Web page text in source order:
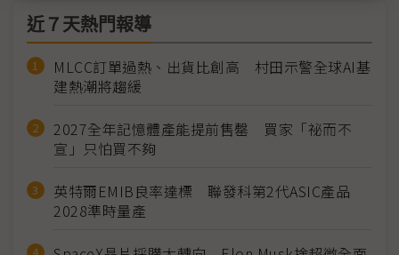
近７天熱門報導
MLCC訂單過熱、出貨比創高 村田示警全球AI基
建熱潮將趨緩
2027全年記憶體產能提前售罄 買家「祕而不
宣」只怕買不夠
英特爾EMIB良率達標 聯發科第2代ASIC產品
2028準時量產